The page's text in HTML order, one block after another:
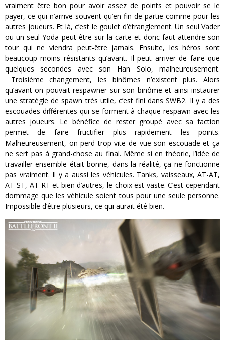
vraiment être bon pour avoir assez de points et pouvoir se le
payer, ce qui n’arrive souvent qu’en fin de partie comme pour les
autres joueurs. Et là, c’est le goulet d’étranglement. Un seul Vader
ou un seul Yoda peut être sur la carte et donc faut attendre son
tour qui ne viendra peut-être jamais. Ensuite, les héros sont
beaucoup moins résistants qu’avant. Il peut arriver de faire que
quelques secondes avec son Han Solo, malheureusement.
Troisième changement, les binômes n’existent plus. Alors
qu’avant on pouvait respawner sur son binôme et ainsi instaurer
une stratégie de spawn très utile, c’est fini dans SWB2. Il y a des
escouades différentes qui se forment à chaque respawn avec les
autres joueurs. Le bénéfice de rester groupé avec sa faction
permet de faire fructifier plus rapidement les points.
Malheureusement, on perd trop vite de vue son escouade et ça
ne sert pas à grand-chose au final. Même si en théorie, l’idée de
travailler ensemble était bonne, dans la réalité, ça ne fonctionne
pas vraiment. Il y a aussi les véhicules. Tanks, vaisseaux, AT-AT,
AT-ST, AT-RT et bien d’autres, le choix est vaste. C’est cependant
dommage que les véhicule soient tous pour une seule personne.
Impossible d’être plusieurs, ce qui aurait été bien.